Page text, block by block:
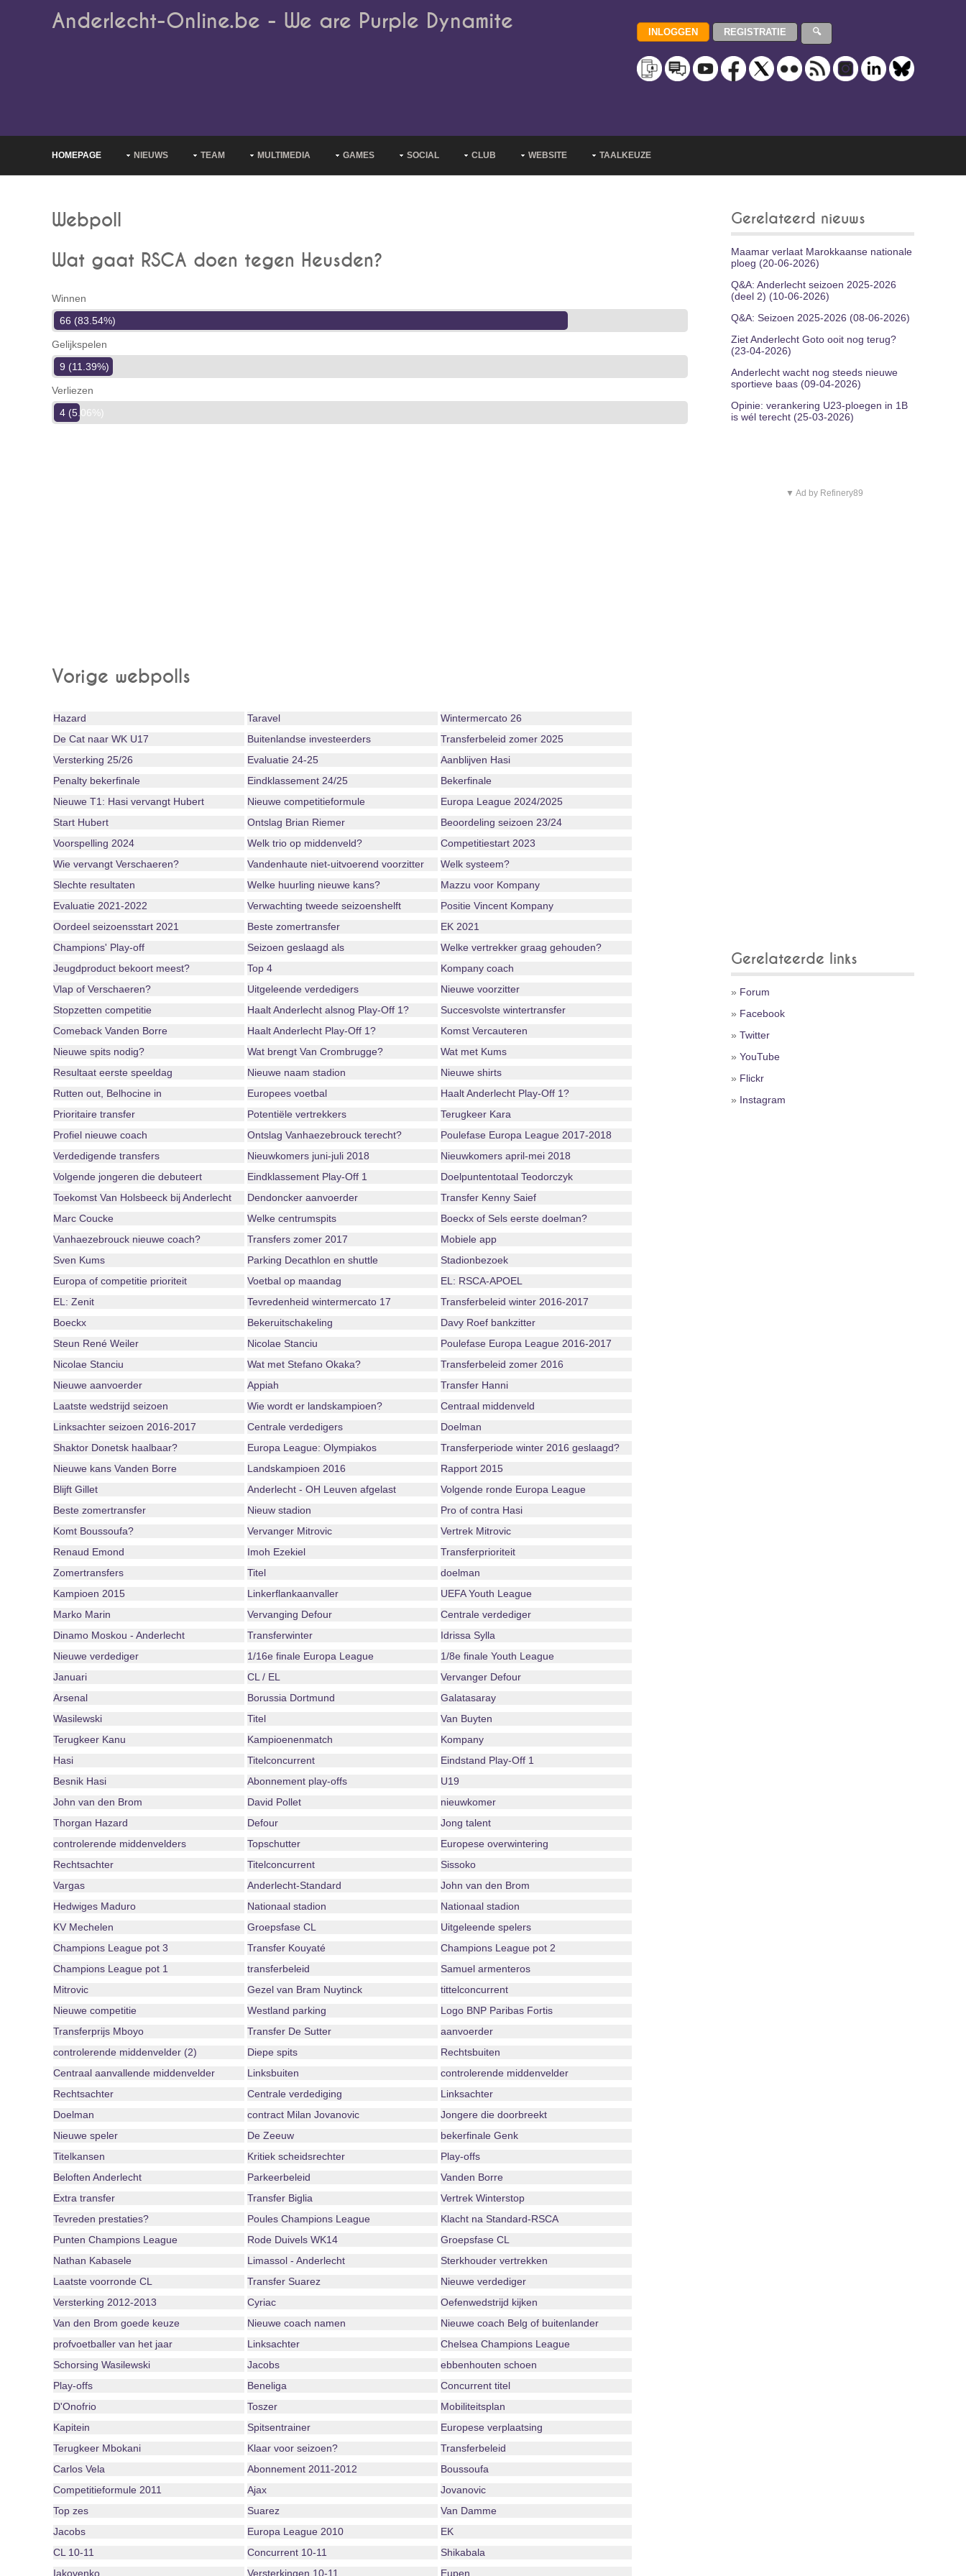
Anderlecht-Online.be - We are Purple Dynamite
HOMEPAGE NIEUWS TEAM MULTIMEDIA GAMES SOCIAL CLUB WEBSITE TAALKEUZE
Webpoll
Wat gaat RSCA doen tegen Heusden?
Winnen
66 (83.54%)
Gelijkspelen
9 (11.39%)
Verliezen
4 (5.06%)
Vorige webpolls
Hazard Taravel
Wintermercato 26
De Cat naar WK U17
Buitenlandse investeerders
Transferbeleid zomer 2025
Versterking 25/26
Evaluatie 24-25
Aanblijven Hasi
Penalty bekerfinale
Eindklassement 24/25
Bekerfinale
Nieuwe T1: Hasi vervangt Hubert
Nieuwe competitieformule
Europa League 2024/2025
Start Hubert
Ontslag Brian Riemer
Beoordeling seizoen 23/24
Voorspelling 2024
Welk trio op middenveld?
Competitiestart 2023
Wie vervangt Verschaeren?
Vandenhaute niet-uitvoerend voorzitter
Welk systeem?
Slechte resultaten
Welke huurling nieuwe kans?
Mazzu voor Kompany
Evaluatie 2021-2022
Verwachting tweede seizoenshelft
Positie Vincent Kompany
Oordeel seizoensstart 2021
Beste zomertransfer
EK 2021
Champions' Play-off
Seizoen geslaagd als
Welke vertrekker graag gehouden?
Jeugdproduct bekoort meest?
Top 4
Kompany coach
Vlap of Verschaeren?
Uitgeleende verdedigers
Nieuwe voorzitter
Stopzetten competitie
Haalt Anderlecht alsnog Play-Off 1?
Succesvolste wintertransfer
Comeback Vanden Borre
Haalt Anderlecht Play-Off 1?
Komst Vercauteren
Nieuwe spits nodig?
Wat brengt Van Crombrugge?
Wat met Kums
Resultaat eerste speeldag
Nieuwe naam stadion
Nieuwe shirts
Rutten out, Belhocine in
Europees voetbal
Haalt Anderlecht Play-Off 1?
Prioritaire transfer
Potentiële vertrekkers
Terugkeer Kara
Profiel nieuwe coach
Ontslag Vanhaezebrouck terecht?
Poulefase Europa League 2017-2018
Verdedigende transfers
Nieuwkomers juni-juli 2018
Nieuwkomers april-mei 2018
Volgende jongeren die debuteert
Eindklassement Play-Off 1
Doelpuntentotaal Teodorczyk
Toekomst Van Holsbeeck bij Anderlecht
Dendoncker aanvoerder
Transfer Kenny Saief
Marc Coucke
Welke centrumspits
Boeckx of Sels eerste doelman?
Vanhaezebrouck nieuwe coach?
Transfers zomer 2017
Mobiele app
Sven Kums
Parking Decathlon en shuttle
Stadionbezoek
Europa of competitie prioriteit
Voetbal op maandag
EL: RSCA-APOEL
EL: Zenit
Tevredenheid wintermercato 17
Transferbeleid winter 2016-2017
Boeckx
Bekeruitschakeling
Davy Roef bankzitter
Steun René Weiler
Nicolae Stanciu
Poulefase Europa League 2016-2017
Nicolae Stanciu
Wat met Stefano Okaka?
Transferbeleid zomer 2016
Nieuwe aanvoerder
Appiah
Transfer Hanni
Laatste wedstrijd seizoen
Wie wordt er landskampioen?
Centraal middenveld
Linksachter seizoen 2016-2017
Centrale verdedigers
Doelman
Shaktor Donetsk haalbaar?
Europa League: Olympiakos
Transferperiode winter 2016 geslaagd?
Nieuwe kans Vanden Borre
Landskampioen 2016
Rapport 2015
Blijft Gillet
Anderlecht - OH Leuven afgelast
Volgende ronde Europa League
Beste zomertransfer
Nieuw stadion
Pro of contra Hasi
Komt Boussoufa?
Vervanger Mitrovic
Vertrek Mitrovic
Renaud Emond
Imoh Ezekiel
Transferprioriteit
Zomertransfers
Titel
doelman
Kampioen 2015
Linkerflankaanvaller
UEFA Youth League
Marko Marin
Vervanging Defour
Centrale verdediger
Dinamo Moskou - Anderlecht
Transferwinter
Idrissa Sylla
Nieuwe verdediger
1/16e finale Europa League
1/8e finale Youth League
Januari
CL / EL
Vervanger Defour
Arsenal
Borussia Dortmund
Galatasaray
Wasilewski
Titel
Van Buyten
Terugkeer Kanu
Kampioenenmatch
Kompany
Hasi
Titelconcurrent
Eindstand Play-Off 1
Besnik Hasi
Abonnement play-offs
U19
John van den Brom
David Pollet
nieuwkomer
Thorgan Hazard
Defour
Jong talent
controlerende middenvelders
Topschutter
Europese overwintering
Rechtsachter
Titelconcurrent
Sissoko
Vargas
Anderlecht-Standard
John van den Brom
Hedwiges Maduro
Nationaal stadion
Nationaal stadion
KV Mechelen
Groepsfase CL
Uitgeleende spelers
Champions League pot 3
Transfer Kouyaté
Champions League pot 2
Champions League pot 1
transferbeleid
Samuel armenteros
Mitrovic
Gezel van Bram Nuytinck
tittelconcurrent
Nieuwe competitie
Westland parking
Logo BNP Paribas Fortis
Transferprijs Mboyo
Transfer De Sutter
aanvoerder
controlerende middenvelder (2)
Diepe spits
Rechtsbuiten
Centraal aanvallende middenvelder
Linksbuiten
controlerende middenvelder
Rechtsachter
Centrale verdediging
Linksachter
Doelman
contract Milan Jovanovic
Jongere die doorbreekt
Nieuwe speler
De Zeeuw
bekerfinale Genk
Titelkansen
Kritiek scheidsrechter
Play-offs
Beloften Anderlecht
Parkeerbeleid
Vanden Borre
Extra transfer
Transfer Biglia
Vertrek Winterstop
Tevreden prestaties?
Poules Champions League
Klacht na Standard-RSCA
Punten Champions League
Rode Duivels WK14
Groepsfase CL
Nathan Kabasele
Limassol - Anderlecht
Sterkhouder vertrekken
Laatste voorronde CL
Transfer Suarez
Nieuwe verdediger
Versterking 2012-2013
Cyriac
Oefenwedstrijd kijken
Van den Brom goede keuze
Nieuwe coach namen
Nieuwe coach Belg of buitenlander
profvoetballer van het jaar
Linksachter
Chelsea Champions League
Schorsing Wasilewski
Jacobs
ebbenhouten schoen
Play-offs
Beneliga
Concurrent titel
D'Onofrio
Toszer
Mobiliteitsplan
Kapitein
Spitsentrainer
Europese verplaatsing
Terugkeer Mbokani
Klaar voor seizoen?
Transferbeleid
Carlos Vela
Abonnement 2011-2012
Boussoufa
Competitieformule 2011
Ajax
Jovanovic
Top zes
Suarez
Van Damme
Jacobs
Europa League 2010
EK
CL 10-11
Concurrent 10-11
Shikabala
Iakovenko
Versterkingen 10-11 Eupen
Gerelateerd nieuws
Maamar verlaat Marokkaanse nationale
ploeg (20-06-2026)
Q&A: Anderlecht seizoen 2025-2026
(deel 2) (10-06-2026)
Q&A: Seizoen 2025-2026 (08-06-2026)
Ziet Anderlecht Goto ooit nog terug?
(23-04-2026)
Anderlecht wacht nog steeds nieuwe
sportieve baas (09-04-2026)
Opinie: verankering U23-ploegen in 1B
is wél terecht (25-03-2026)
▼ Ad by Refinery89
Gerelateerde links
» Forum
» Facebook
» Twitter
» YouTube
» Flickr
» Instagram